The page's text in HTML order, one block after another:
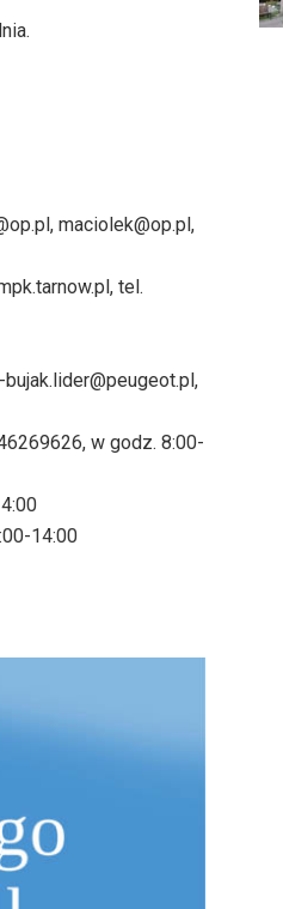
maciolek@op.pl,
tel.
w godz. 8:00-
14:00